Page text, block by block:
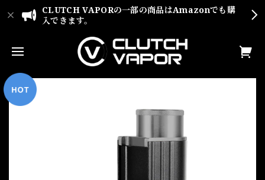
CLUTCH VAPORの一部の商品はAmazonでも購
入できます。